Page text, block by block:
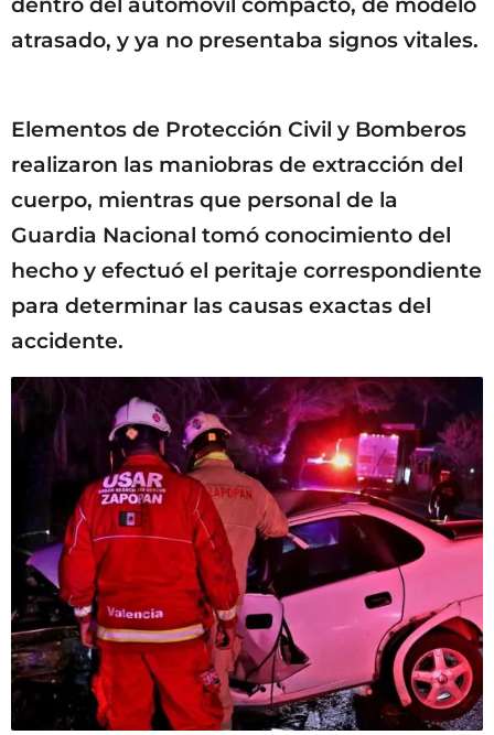
dentro del automóvil compacto, de modelo
atrasado, y ya no presentaba signos vitales.
Elementos de Protección Civil y Bomberos
realizaron las maniobras de extracción del
cuerpo, mientras que personal de la
Guardia Nacional tomó conocimiento del
hecho y efectuó el peritaje correspondiente
para determinar las causas exactas del
accidente.